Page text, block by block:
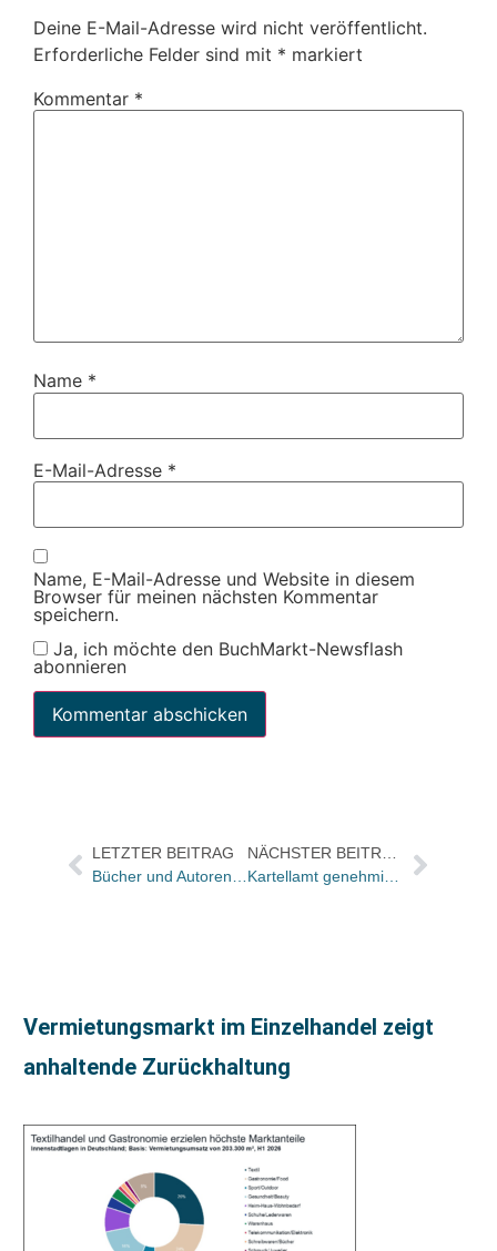
Deine E-Mail-Adresse wird nicht veröffentlicht.
Erforderliche Felder sind mit * markiert
Kommentar *
Name *
E-Mail-Adresse *
Name, E-Mail-Adresse und Website in diesem
Browser für meinen nächsten Kommentar
speichern.
Ja, ich möchte den BuchMarkt-Newsflash
abonnieren
LETZTER BEITRAG
Bücher und Autoren in der ZEIT und im FREITAG
NÄCHSTER BEITRAG
Kartellamt genehmigt Übernahme des Berlin Verlags / Auslieferungswechsel von Prolit zu KNO-VA
Vermietungsmarkt im Einzelhandel zeigt
anhaltende Zurückhaltung